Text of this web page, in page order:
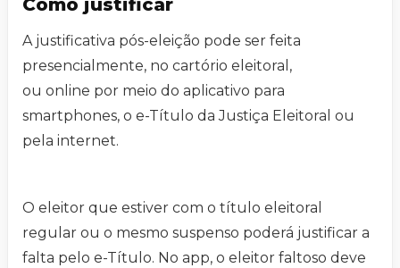
Como justificar
A justificativa pós-eleição pode ser feita
presencialmente, no cartório eleitoral,
ou online por meio do aplicativo para
smartphones, o e-Título da Justiça Eleitoral ou
pela internet.
O eleitor que estiver com o título eleitoral
regular ou o mesmo suspenso poderá justificar a
falta pelo e-Título. No app, o eleitor faltoso deve